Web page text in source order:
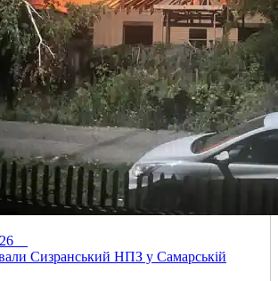
Сизранський НПЗ у Самарській